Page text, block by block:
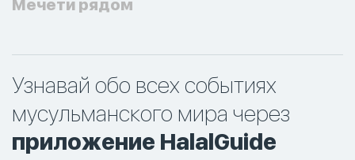
Мечети рядом
Узнавай обо всех событиях
мусульманского мира через
приложение HalalGuide